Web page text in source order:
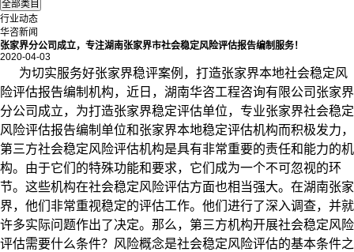
行业动态
华咨新闻
张家界分公司成立，专注湖南张家界市社会稳定风险评估报告编制服务！
2020-04-03
为切实服务好张家界稳评案例，打造张家界本地社会稳定风
险评估报告编制机构，近日，湖南华咨工程咨询有限公司张家界
分公司成立，为打造张家界稳定评估单位，专业张家界社会稳定
风险评估报告编制单位和张家界本地稳定评估机构而积极发力，
第三方社会稳定风险评估机构是具有非常重要的责任和能力的机
构。由于它们的特殊功能和要求，它们成为一个不可忽视的环
节。这些机构在社会稳定风险评估方面也相当强大。在湖南张家
界，他们非常重视稳定的评估工作。他们进行了深入调查，并就
许多实际问题作出了决定。那么，第三方机构开展社会稳定风险
评估需要什么条件？风险概念是社会稳定风险评估的基本条件之